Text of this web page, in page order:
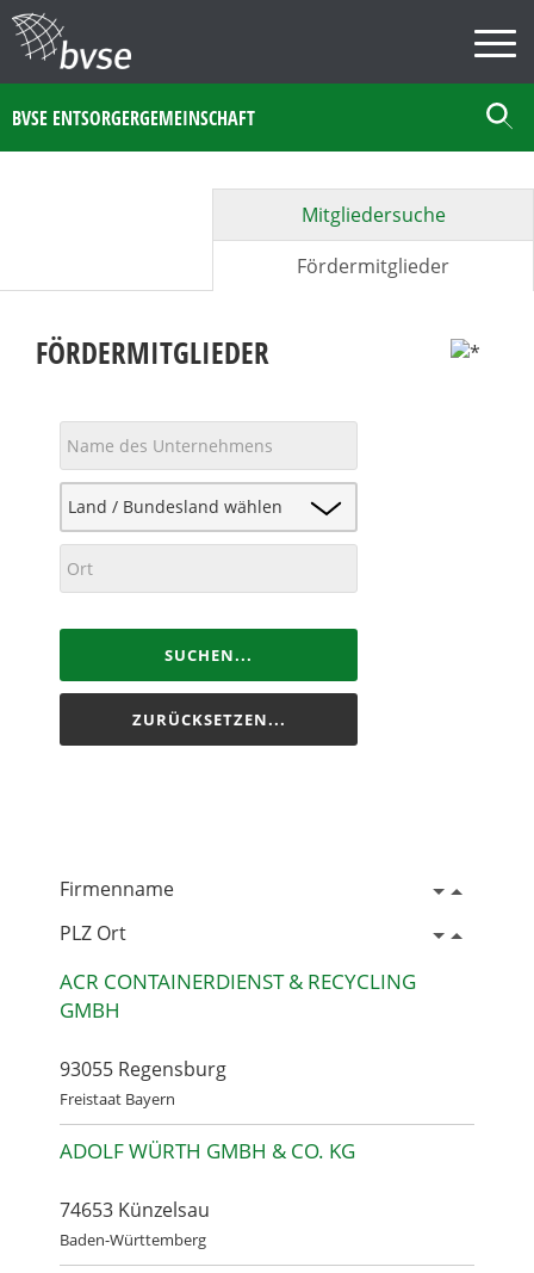
BVSE ENTSORGERGEMEINSCHAFT
Mitgliedersuche
Fördermitglieder
FÖRDERMITGLIEDER
SUCHEN...
ZURÜCKSETZEN...
Firmenname
PLZ Ort
ACR CONTAINERDIENST & RECYCLING
GMBH
93055 Regensburg
Freistaat Bayern
ADOLF WÜRTH GMBH & CO. KG
74653 Künzelsau
Baden-Württemberg